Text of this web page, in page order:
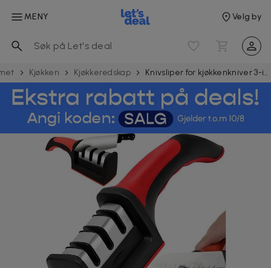
MENY Velg by
Kjøkken Kjøkke­redskap Knivsliper for kjøkkenkniver 3-i-1 multifunksjon